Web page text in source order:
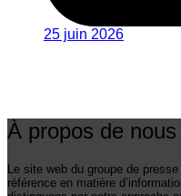
25 juin 2026
À propos de nous
Le site web du groupe de presse
référence en matière